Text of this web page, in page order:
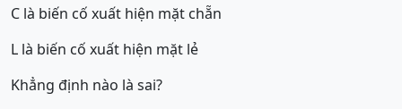
C là biến cố xuất hiện mặt chẵn
L là biến cố xuất hiện mặt lẻ
Khẳng định nào là sai?